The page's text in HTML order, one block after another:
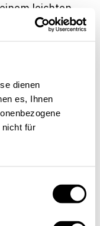
dienen
es, Ihnen
nicht für
leichten
hohes
so hat
auf
Ebene
mit
die in